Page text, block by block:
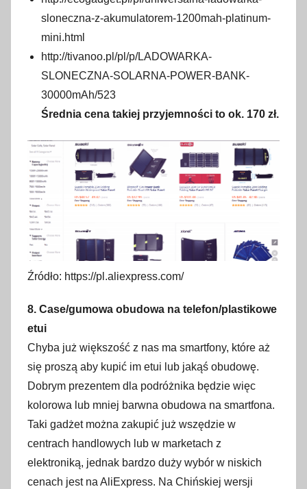
sloneczna-z-akumulatorem-1200mah-platinum-
mini.html
http://tivanoo.pl/pl/p/LADOWARKA-
SLONECZNA-SOLARNA-POWER-BANK-
30000mAh/523
Średnia cena takiej przyjemności to ok. 170 zł.
Źródło: https://pl.aliexpress.com/
8. Case/gumowa obudowa na telefon/plastikowe
etui
Chyba już większość z nas ma smartfony, które aż
się proszą aby kupić im etui lub jakąś obudowę.
Dobrym prezentem dla podróżnika będzie więc
kolorowa lub mniej barwna obudowa na smartfona.
Taki gadżet można zakupić już wszędzie w
centrach handlowych lub w marketach z
elektroniką, jednak bardzo duży wybór w niskich
cenach jest na AliExpress. Na Chińskiej wersji